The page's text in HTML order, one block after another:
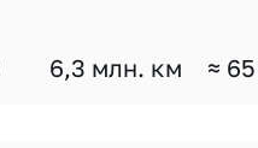
6,3 млн. км ≈